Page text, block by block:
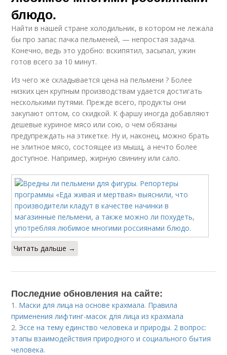
блюдо.
Найти в нашей стране холодильник, в котором не лежала
бы про запас пачка пельменей, — непростая задача.
Конечно, ведь это удобно: вскипятил, засыпал, ужин
готов всего за 10 минут.
Из чего же складывается цена на пельмени ? Более
низких цен крупным производствам удается достигать
несколькими путями. Прежде всего, продукты они
закупают оптом, со скидкой. К фаршу иногда добавляют
дешевые куриное мясо или сою, о чем обязаны
предупреждать на этикетке. Ну и, наконец, можно брать
не элитное мясо, состоящее из мышц, а нечто более
доступное. Например, жирную свинину или сало.
Читать дальше →
Последние обновления на сайте:
1. Маски для лица на основе крахмала. Правила
применения лифтинг-масок для лица из крахмала
2. Эссе на тему единство человека и природы. 2 вопрос:
этапы взаимодействия природного и социального бытия
человека.